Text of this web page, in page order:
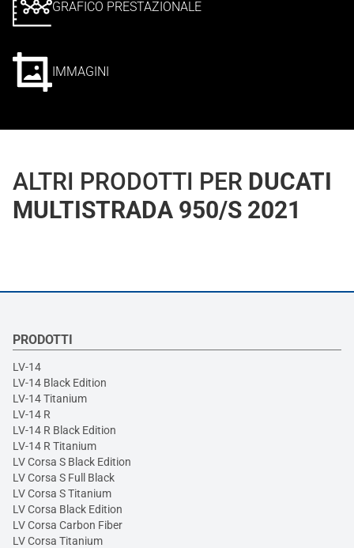
GRAFICO PRESTAZIONALE
IMMAGINI
ALTRI PRODOTTI PER DUCATI
MULTISTRADA 950/S 2021
PRODOTTI
LV-14
LV-14 Black Edition
LV-14 Titanium
LV-14 R
LV-14 R Black Edition
LV-14 R Titanium
LV Corsa S Black Edition
LV Corsa S Full Black
LV Corsa S Titanium
LV Corsa Black Edition
LV Corsa Carbon Fiber
LV Corsa Titanium